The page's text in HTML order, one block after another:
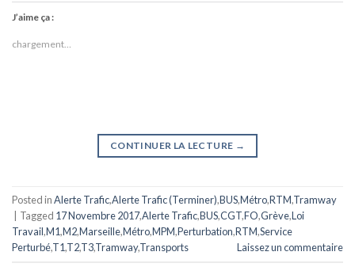
J’aime ça :
chargement…
CONTINUER LA LECTURE →
Posted inAlerte Trafic,Alerte Trafic (Terminer),BUS,Métro,RTM,Tramway
Tagged 17 Novembre 2017,Alerte Trafic,BUS,CGT,FO,Grève,Loi
Travail,M1,M2,Marseille,Métro,MPM,Perturbation,RTM,Service
Perturbé,T1,T2,T3,Tramway,Transports Laissez un commentaire